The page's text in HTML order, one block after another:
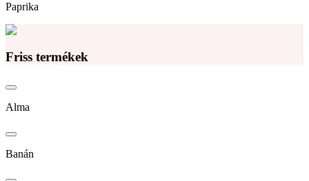
Paprika
Friss termékek
Alma
Banán